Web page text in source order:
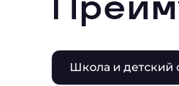
Школа и детский